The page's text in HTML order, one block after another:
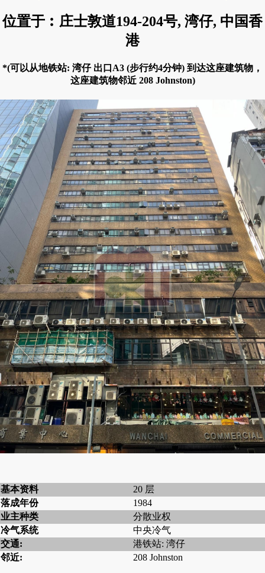
位置于︰庄士敦道194-204号, 湾仔, 中国香
港
*(可以从地铁站: 湾仔 出口A3 (步行约4分钟) 到达这座建筑物，
这座建筑物邻近 208 Johnston)
基本资料
20 层
落成年份
1984
业主种类
分散业权
冷气系统
中央冷气
交通:
港铁站: 湾仔
邻近:
208 Johnston